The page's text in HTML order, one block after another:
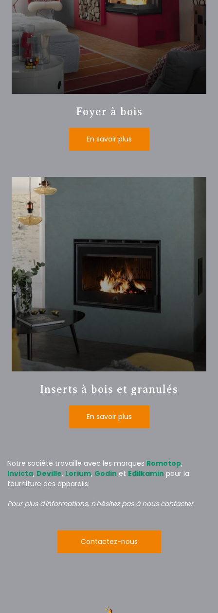
Foyer à bois
En savoir plus
Inserts à bois et granulés
En savoir plus
Notre société travaille avec les marques Romotop,
Invicta, Deville, Lorium, Godin et Edilkamin pour la
fourniture des appareils.
Pour plus d'informations, n'hésitez pas à nous contacter.
Contactez-nous